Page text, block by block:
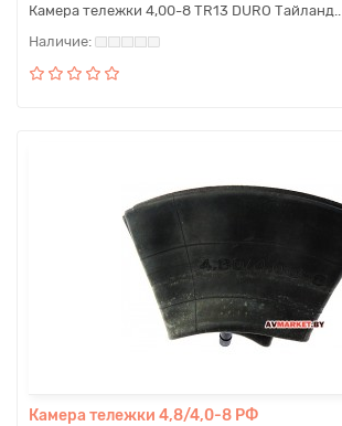
Камера тележки 4,00-8 TR13 DURO Тайланд..
Камера тележки 4,8/4,0-8 РФ